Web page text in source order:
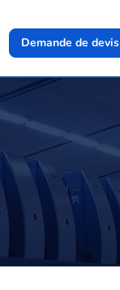
Demande de devis